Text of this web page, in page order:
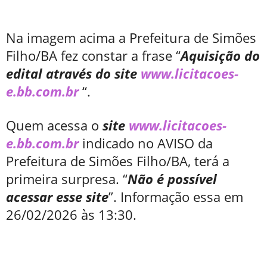
Na imagem acima a Prefeitura de Simões
Filho/BA fez constar a frase “Aquisição do
edital através do site www.licitacoes-
e.bb.com.br“.
Quem acessa o site www.licitacoes-
e.bb.com.br indicado no AVISO da
Prefeitura de Simões Filho/BA, terá a
primeira surpresa. “Não é possível
acessar esse site”. Informação essa em
26/02/2026 às 13:30.